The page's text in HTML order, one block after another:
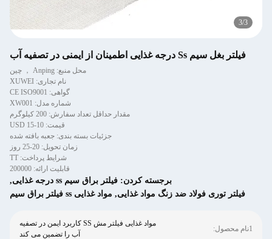
3/3
فیلتر بغل سیم Ss درجه غذایی اطمینان از ایمنی در تصفیه آب
محل منبع: Anping ， چین
نام تجاری: XUWEI
گواهی: CE ISO9001
شماره مدل: XW001
مقدار حداقل تعداد سفارش: 200 کیلوگرم
قیمت: 10-15 USD
جزئیات بسته بندی: جعبه بافته شده
زمان تحویل: 20-25 روز
شرایط پرداخت: TT
قابلیت ارائه: 200000
برجسته کردن: فیلتر براق سیم ss درجه غذایی
,
فیلتر توری فولاد ضد زنگ مواد غذایی, مواد غذایی ss فیلتر براق سیم
1نام محصول:
مواد غذایی فیلتر مش SS کاربرد ایمن در تصفیه
آب را تضمین می کند